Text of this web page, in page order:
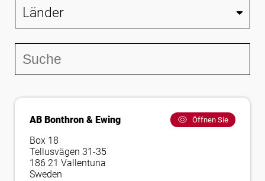
AB Bonthron & Ewing Öffnen Sie
Box 18
Tellusvägen 31-35
186 21 Vallentuna
Sweden